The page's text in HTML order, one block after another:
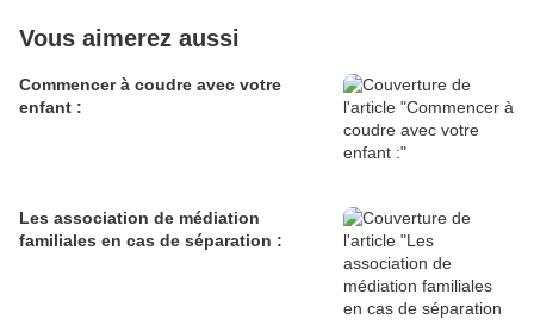
Vous aimerez aussi
Commencer à coudre avec votre
enfant :
Les association de médiation
familiales en cas de séparation :